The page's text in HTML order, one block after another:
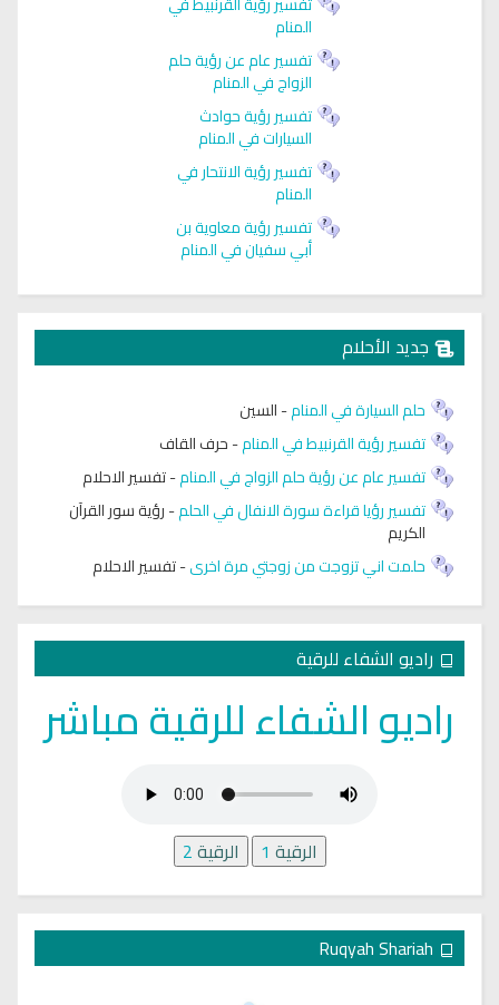
المنام
تفسير عام عن رؤية حلم
الزواج في المنام
تفسير رؤية حوادث
السيارات في المنام
تفسير رؤية الانتحار في
المنام
تفسير رؤية معاوية بن
أبي سفيان في المنام
جديد الأحلام
حلم السيارة في المنام-السين
تفسير رؤية القرنبيط في المنام-حرف القاف
تفسير عام عن رؤية حلم الزواج في المنام-تفسير الاحلام
تفسير رؤيا قراءة سورة الانفال في الحلم-رؤية سور القرآن
الكريم
حلمت اني تزوجت من زوجتي مرة اخرى-تفسير الاحلام
راديو الشفاء للرقية
راديو الشفاء للرقية مباشر
الرقية 1 الرقية2